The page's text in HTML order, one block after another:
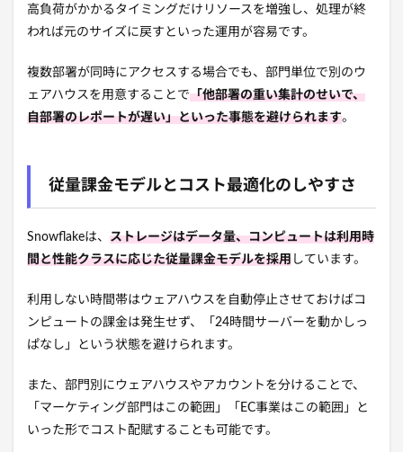
高負荷がかかるタイミングだけリソースを増強し、処理が終
われば元のサイズに戻すといった運用が容易です。
複数部署が同時にアクセスする場合でも、部門単位で別のウ
ェアハウスを用意することで「他部署の重い集計のせいで、
自部署のレポートが遅い」といった事態を避けられます。
従量課金モデルとコスト最適化のしやすさ
Snowflakeは、 ストレージはデータ量、コンピュートは利用時
間と性能クラスに応じた従量課金モデルを採用 しています。
利用しない時間帯はウェアハウスを自動停止させておけばコ
ンピュートの課金は発生せず、「24時間サーバーを動かしっ
ぱなし」という状態を避けられます。
また、部門別にウェアハウスやアカウントを分けることで、
「マーケティング部門はこの範囲」「EC事業はこの範囲」と
いった形でコスト配賦することも可能です。